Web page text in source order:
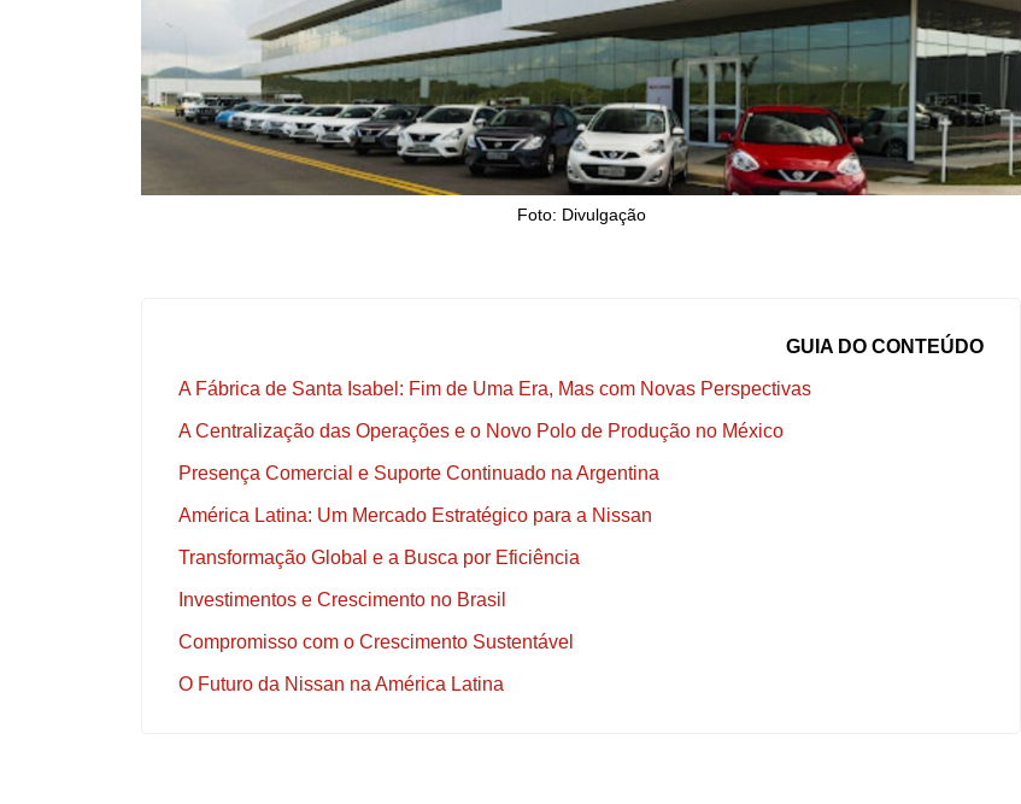
Foto: Divulgação
GUIA DO CONTEÚDO
A Fábrica de Santa Isabel: Fim de Uma Era, Mas com Novas Perspectivas
A Centralização das Operações e o Novo Polo de Produção no México
Presença Comercial e Suporte Continuado na Argentina
América Latina: Um Mercado Estratégico para a Nissan
Transformação Global e a Busca por Eficiência
Investimentos e Crescimento no Brasil
Compromisso com o Crescimento Sustentável
O Futuro da Nissan na América Latina